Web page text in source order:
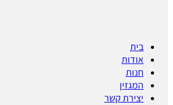
בית
אודות
חנות
המגזין
יצירת קשר